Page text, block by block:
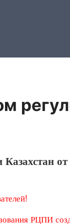
Казахстан
РЦПИ